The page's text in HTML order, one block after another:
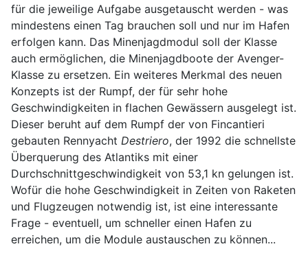
für die jeweilige Aufgabe ausgetauscht werden - was
mindestens einen Tag brauchen soll und nur im Hafen
erfolgen kann. Das Minenjagdmodul soll der Klasse
auch ermöglichen, die Minenjagdboote der Avenger-
Klasse zu ersetzen. Ein weiteres Merkmal des neuen
Konzepts ist der Rumpf, der für sehr hohe
Geschwindigkeiten in flachen Gewässern ausgelegt ist.
Dieser beruht auf dem Rumpf der von Fincantieri
gebauten Rennyacht Destriero, der 1992 die schnellste
Überquerung des Atlantiks mit einer
Durchschnittgeschwindigkeit von 53,1 kn gelungen ist.
Wofür die hohe Geschwindigkeit in Zeiten von Raketen
und Flugzeugen notwendig ist, ist eine interessante
Frage - eventuell, um schneller einen Hafen zu
erreichen, um die Module austauschen zu können...